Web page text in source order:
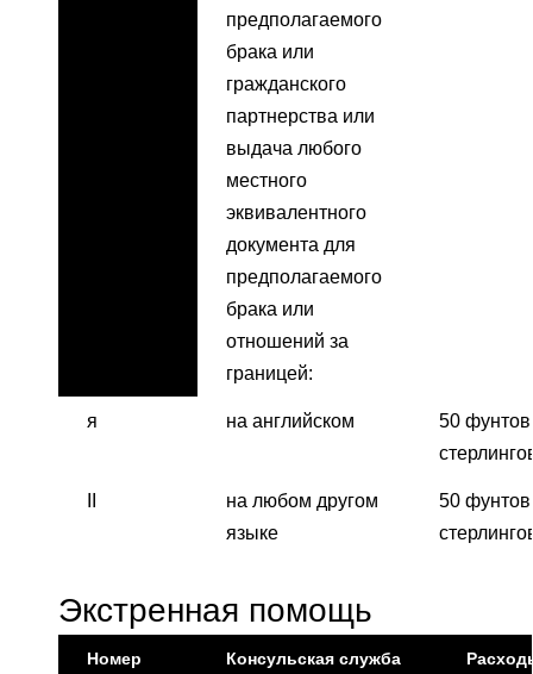
предполагаемого
брака или
гражданского
партнерства или
выдача любого
местного
эквивалентного
документа для
предполагаемого
брака или
отношений за
границей:
я на английском
50 фунтов
на любом другом
языке
50 фунтов
Экстренная помощь
Номер
Консульская служба